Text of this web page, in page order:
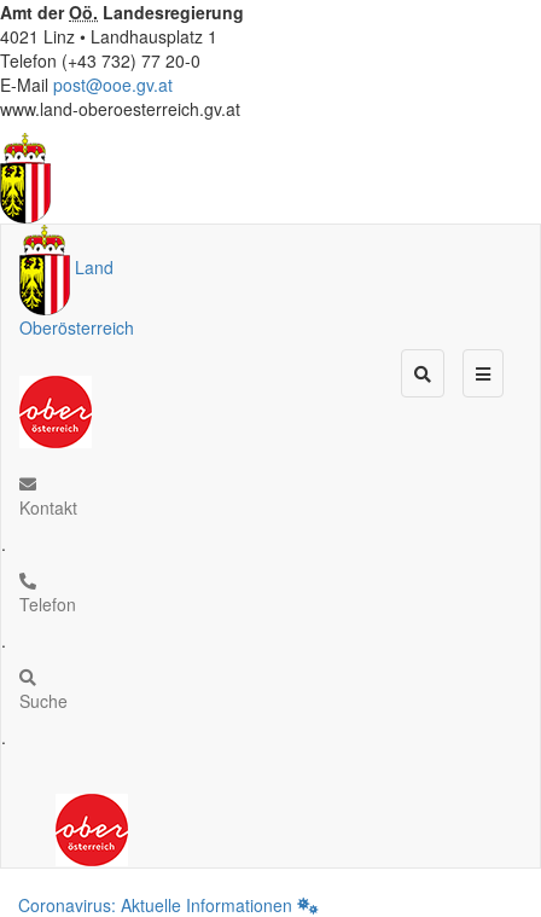
Amt derOö. Landesregierung
4021 Linz • Landhausplatz 1
Telefon (+43 732) 77 20-0
E-Mail post@ooe.gv.at
www.land-oberoesterreich.gv.at
Land
Oberösterreich
Kontakt
.
Telefon
.
Suche
.
Coronavirus: Aktuelle Informationen